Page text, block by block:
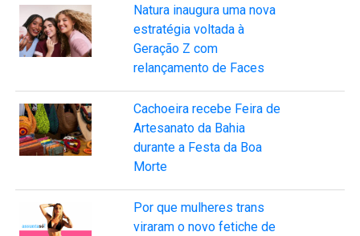
Natura inaugura uma nova
estratégia voltada à
Geração Z com
relançamento de Faces
Cachoeira recebe Feira de
Artesanato da Bahia
durante a Festa da Boa
Morte
Por que mulheres trans
viraram o novo fetiche de